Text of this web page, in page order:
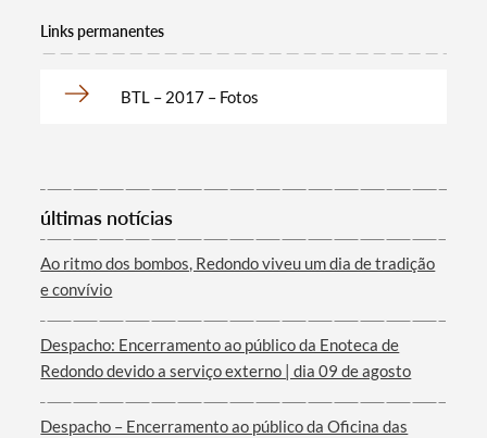
Filtros
Links permanentes
BTL – 2017 – Fotos
últimas notícias
Ao ritmo dos bombos, Redondo viveu um dia de tradição
e convívio
Despacho: Encerramento ao público da Enoteca de
Redondo devido a serviço externo | dia 09 de agosto
Despacho – Encerramento ao público da Oficina das